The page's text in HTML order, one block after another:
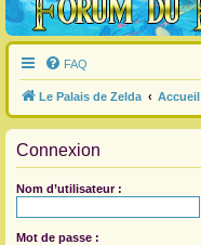
FAQ
Le Palais de Zelda
Connexion
Nom d’utilisateur :
Mot de passe :